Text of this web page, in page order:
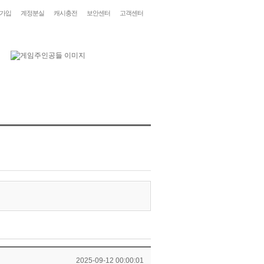
입 계정분실 캐시충전 보안센터 고객센터
2025-09-12 00:00:01